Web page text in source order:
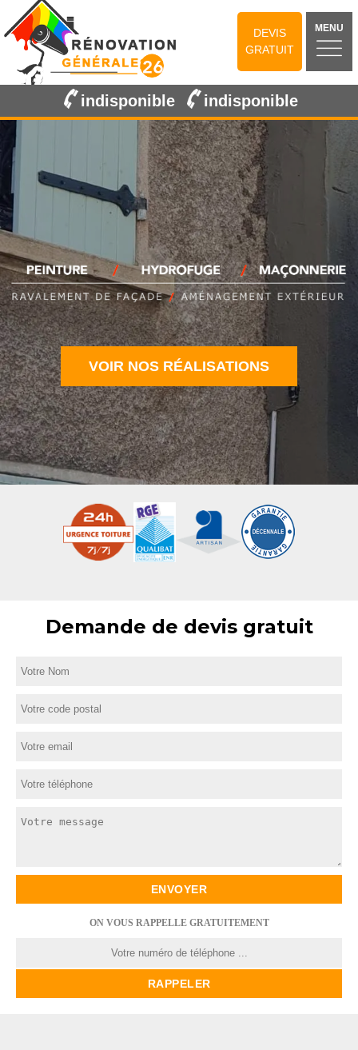
DEVIS
GRATUIT
MENU
indisponible indisponible
VOIR NOS RÉALISATIONS
Demande de devis gratuit
ON VOUS RAPPELLE GRATUITEMENT